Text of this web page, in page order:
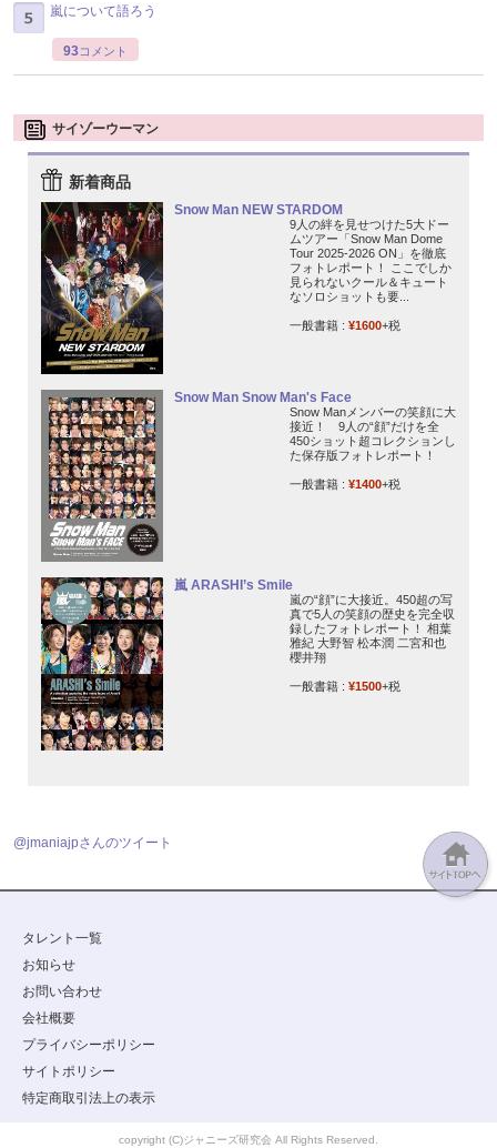
嵐について語ろう
93コメント
サイゾーウーマン
新着商品
Snow Man NEW STARDOM
9人の絆を見せつけた5大ドー
ムツアー「Snow Man Dome
Tour 2025-2026 ON」を徹底
フォトレポート！ ここでしか
見られないクール＆キュート
なソロショットも要...
一般書籍 : ¥1600+税
Snow Man Snow Man's Face
Snow Manメンバーの笑顔に大
接近！ 9人の“顔”だけを全
450ショット超コレクションし
た保存版フォトレポート！
一般書籍 : ¥1400+税
嵐 ARASHI’s Smile
嵐の“顔”に大接近。450超の写
真で5人の笑顔の歴史を完全収
録したフォトレポート！ 相葉
雅紀 大野智 松本潤 二宮和也
櫻井翔
一般書籍 : ¥1500+税
@jmaniajpさんのツイート
タレント一覧
お知らせ
お問い合わせ
会社概要
プライバシーポリシー
サイトポリシー
特定商取引法上の表示
copyright (C)ジャニーズ研究会 All Rights Reserved.